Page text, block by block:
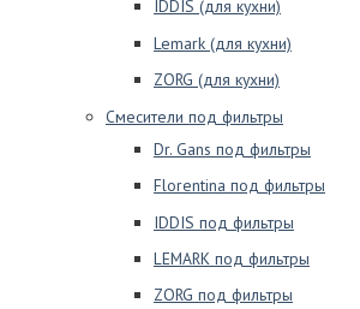
IDDIS (для кухни)
Lemark (для кухни)
ZORG (для кухни)
Смесители под фильтры
Dr. Gans под фильтры
Florentina под фильтры
IDDIS под фильтры
LEMARK под фильтры
ZORG под фильтры